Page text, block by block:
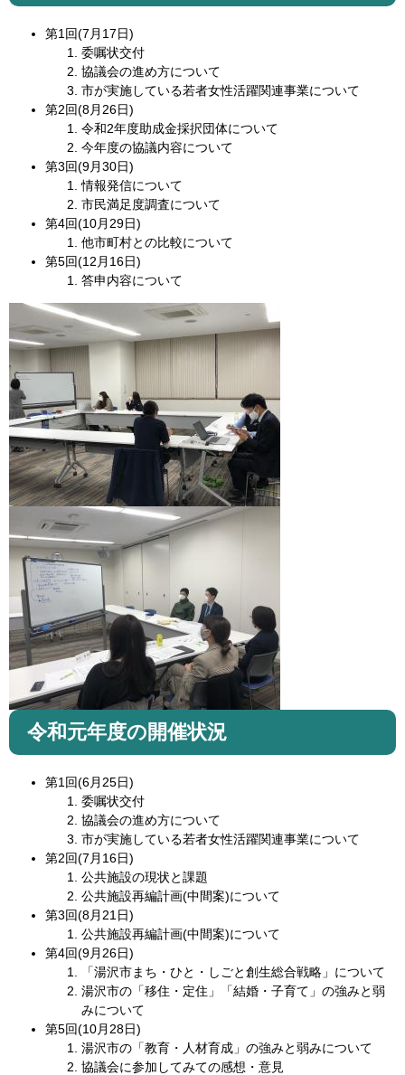
第1回(7月17日)
委嘱状交付
協議会の進め方について
市が実施している若者女性活躍関連事業について
第2回(8月26日)
令和2年度助成金採択団体について
今年度の協議内容について
第3回(9月30日)
情報発信について
市民満足度調査について
第4回(10月29日)
他市町村との比較について
第5回(12月16日)
答申内容について
令和元年度の開催状況
第1回(6月25日)
委嘱状交付
協議会の進め方について
市が実施している若者女性活躍関連事業について
第2回(7月16日)
公共施設の現状と課題
公共施設再編計画(中間案)について
第3回(8月21日)
公共施設再編計画(中間案)について
第4回(9月26日)
「湯沢市まち・ひと・しごと創生総合戦略」について
湯沢市の「移住・定住」「結婚・子育て」の強みと弱
みについて
第5回(10月28日)
湯沢市の「教育・人材育成」の強みと弱みについて
協議会に参加してみての感想・意見